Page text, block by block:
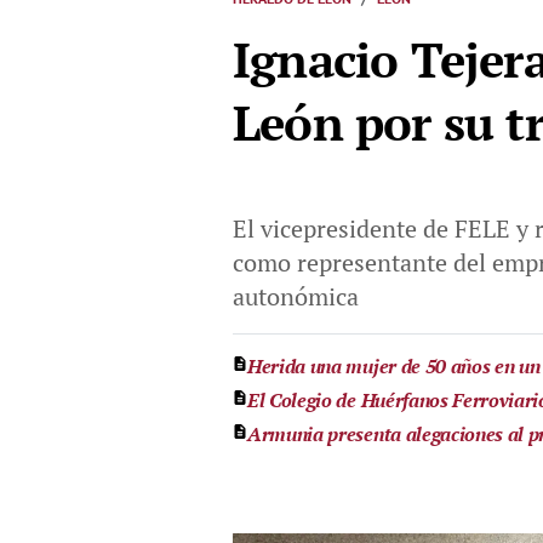
Ignacio
León por su
El vicepresidente de FELE
como representante del
autonómica
Herida una mujer de 50 años en
El Colegio de Huérfanos
Armunia presenta alegaciones al